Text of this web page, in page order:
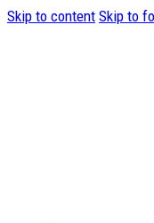
Skip to content Skip to